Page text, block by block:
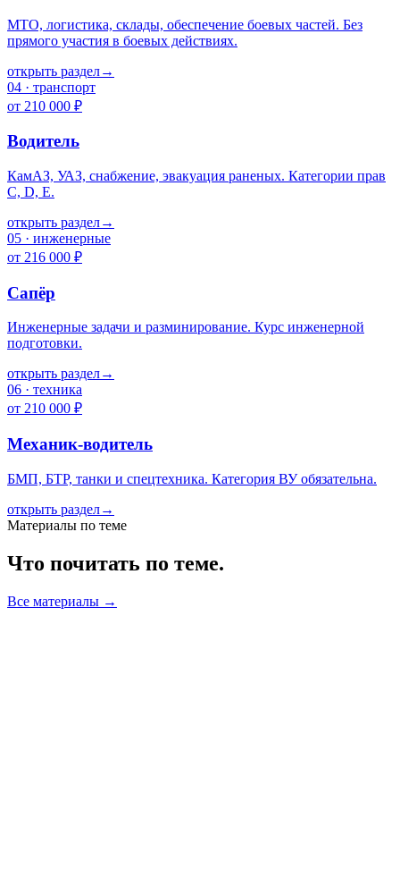
МТО, логистика, склады, обеспечение боевых частей. Без
прямого участия в боевых действиях.
открыть раздел→
04 · транспорт
от 210 000 ₽
Водитель
КамАЗ, УАЗ, снабжение, эвакуация раненых. Категории прав
C, D, E.
открыть раздел→
05 · инженерные
от 216 000 ₽
Сапёр
Инженерные задачи и разминирование. Курс инженерной
подготовки.
открыть раздел→
06 · техника
от 210 000 ₽
Механик-водитель
БМП, БТР, танки и спецтехника. Категория ВУ обязательна.
открыть раздел→
Материалы по теме
Что почитать по теме.
Все материалы →